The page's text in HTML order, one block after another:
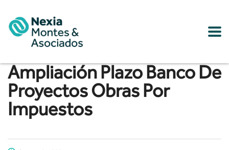
Ampliación Plazo Banco De
Proyectos Obras Por
Impuestos